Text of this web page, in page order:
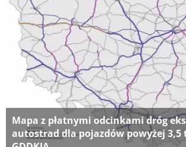
Mapa z płatnymi odcinkami dróg
autostrad dla pojazdów powyżej 3,5